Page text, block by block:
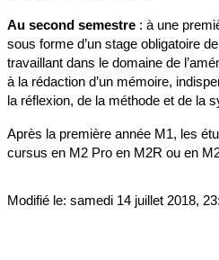
Au second semestre : à une
sous forme d’un stage obligatoire
travaillant dans le domaine de
à la rédaction d’un mémoire,
la réflexion, de la méthode et de la
Après la première année M1, les
cursus en M2 Pro en M2R ou en
Modifié le: samedi 14 juillet 2018,